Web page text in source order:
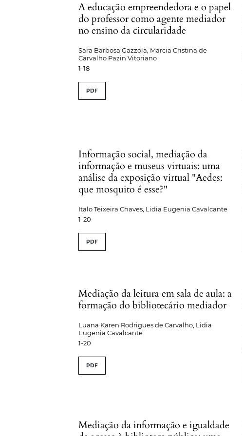
A educação empreendedora e o papel
do professor como agente mediador
no ensino da circularidade
Sara Barbosa Gazzola, Marcia Cristina de
Carvalho Pazin Vitoriano
1-18
PDF
Informação social, mediação da
informação e museus virtuais: uma
análise da exposição virtual "Aedes:
que mosquito é esse?"
Italo Teixeira Chaves, Lidia Eugenia Cavalcante
1-20
PDF
Mediação da leitura em sala de aula: a
formação do bibliotecário mediador
Luana Karen Rodrigues de Carvalho, Lidia
Eugenia Cavalcante
1-20
PDF
Mediação da informação e igualdade